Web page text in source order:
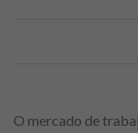
O mercado de